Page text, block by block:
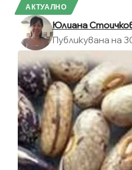
АКТУАЛНО
Юлиана
Публикувана на